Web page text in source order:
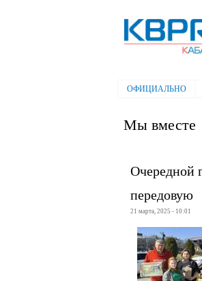
Электронная
Балкарская
Главное меню
ОФИЦИАЛЬНО
Мы вместе
Очередной
передовую
21 марта, 2025 - 10:01